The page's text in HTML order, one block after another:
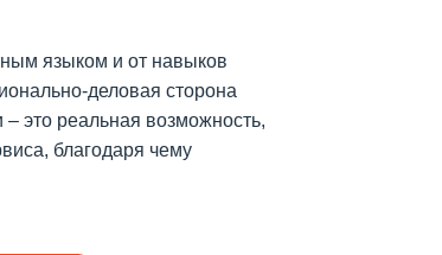
языком и от навыков
деловая сторона
это реальная возможность,
благодаря чему